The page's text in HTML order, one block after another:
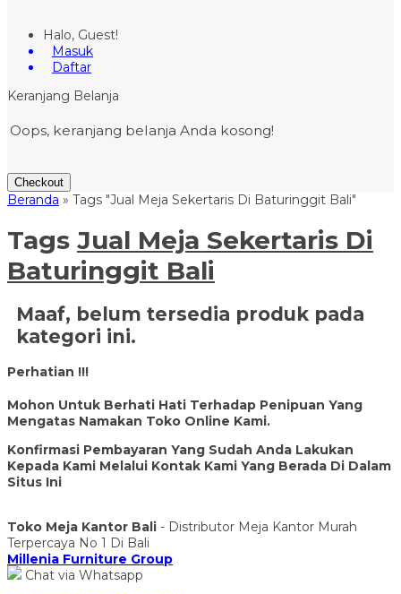
Halo, Guest!
Masuk
Daftar
Keranjang Belanja
Oops, keranjang belanja Anda kosong!
Checkout
Beranda » Tags "Jual Meja Sekertaris Di Baturinggit Bali"
Tags Jual Meja Sekertaris Di
Baturinggit Bali
Maaf, belum tersedia produk pada
kategori ini.
Perhatian !!!
Mohon Untuk Berhati Hati Terhadap Penipuan Yang
Mengatas Namakan Toko Online Kami.
Konfirmasi Pembayaran Yang Sudah Anda Lakukan
Kepada Kami Melalui Kontak Kami Yang Berada Di Dalam
Situs Ini
Toko Meja Kantor Bali - Distributor Meja Kantor Murah
Terpercaya No 1 Di Bali
Millenia Furniture Group
Chat via Whatsapp